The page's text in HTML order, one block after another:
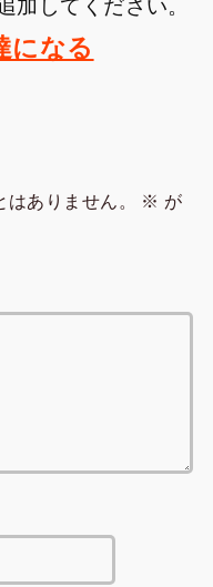
加してください。
になる
ありません。 ※ が